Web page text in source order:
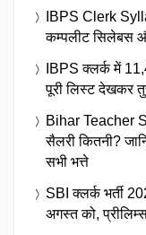
IBPS Clerk
कम्पलीट सिलेबस और
IBPS क्लर्क में
पूरी लिस्ट देखकर
Bihar Teacher
सैलरी कितनी?
सभी भत्ते
SBI क्लर्क भर्ती
अगस्त को,